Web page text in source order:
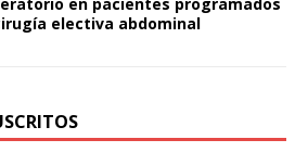
electiva abdominal